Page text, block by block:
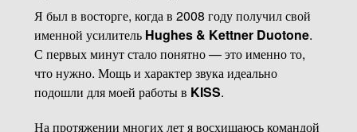
Я был в восторге, когда в 2008 году получил свой
именной усилитель Hughes & Kettner Duotone.
С первых минут стало понятно — это именно то,
что нужно. Мощь и характер звука идеально
подошли для моей работы в KISS.
На протяжении многих лет я восхищаюсь командой